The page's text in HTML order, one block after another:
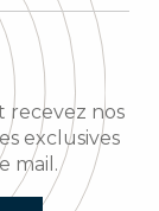
recevez nos
exclusives
mail.